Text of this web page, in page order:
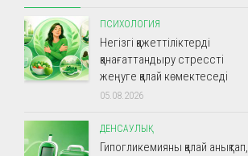
ПСИХОЛОГИЯ
Негізгі қажеттіліктерді
қанағаттандыру стрессті
жеңуге қалай көмектеседі
05.08.2026
ДЕНСАУЛЫҚ
Гипогликемияны қалай анықтап,